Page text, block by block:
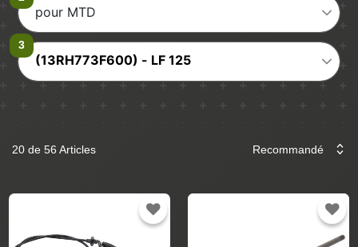
pour MTD
(13RH773F600) - LF 125
20 de 56 Articles